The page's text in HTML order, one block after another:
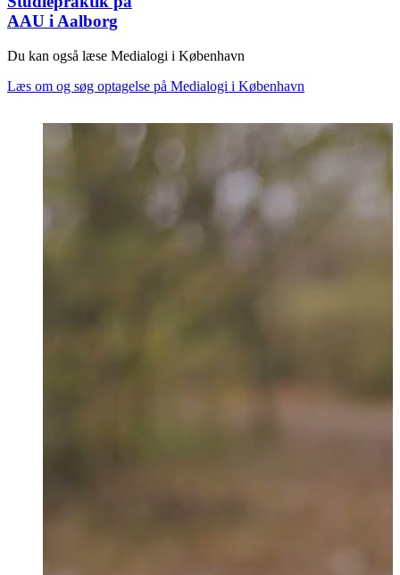
AAU i Aalborg
Du kan også læse Medialogi i København
Læs om og søg optagelse på Medialogi i København